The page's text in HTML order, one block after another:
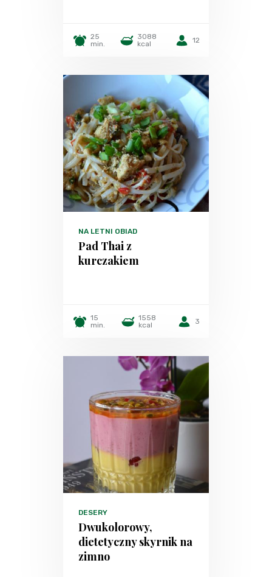
25
min.
3088
kcal
12
NA LETNI OBIAD
Pad Thai z
kurczakiem
15
min.
1558
kcal
3
DESERY
Dwukolorowy,
dietetyczny skyrnik na
zimno